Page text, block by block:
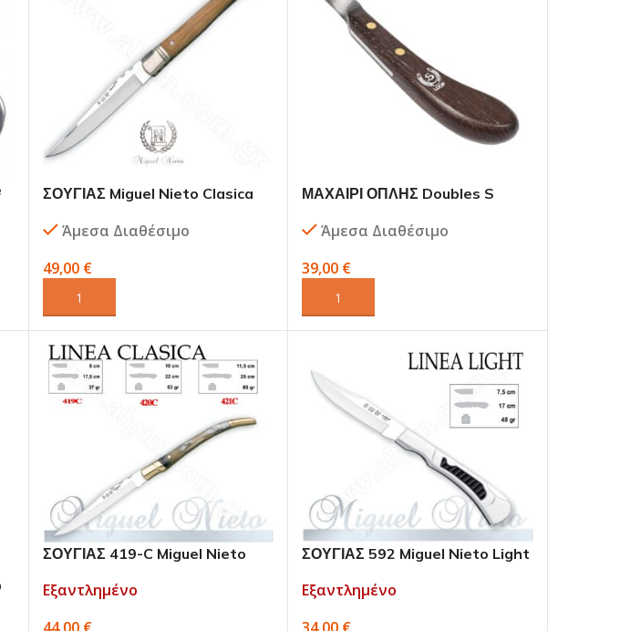
ΣΟΥΓΙΑΣ Miguel Nieto Clasica
Άμεσα Διαθέσιμο
49,00 €
ΠΡΟΣΘΉΚΗ ΣΤΟ ΚΑΛΆΘΙ
ΜΑΧΑΙΡΙ ΟΠΛΗΣ Doubles S
Άμεσα Διαθέσιμο
39,00 €
ΠΡΟΣΘΉΚΗ ΣΤΟ ΚΑΛΆΘΙ
ΣΟΥΓΙΑΣ 419-C Miguel Nieto
Εξαντλημένο
ΣΟΥΓΙΑΣ 592 Miguel Nieto Light
Εξαντλημένο
34,00 €